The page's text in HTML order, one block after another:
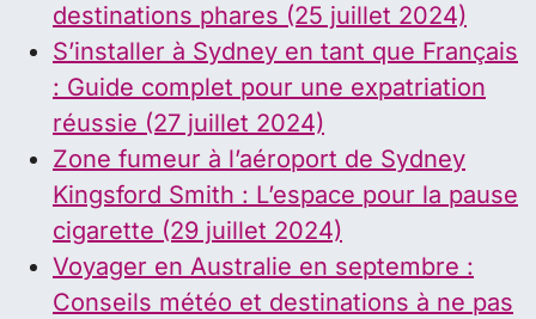
destinations phares (25 juillet 2024)
S’installer à Sydney en tant que Français
: Guide complet pour une expatriation
réussie (27 juillet 2024)
Zone fumeur à l’aéroport de Sydney
Kingsford Smith : L’espace pour la pause
cigarette (29 juillet 2024)
Voyager en Australie en septembre :
Conseils météo et destinations à ne pas